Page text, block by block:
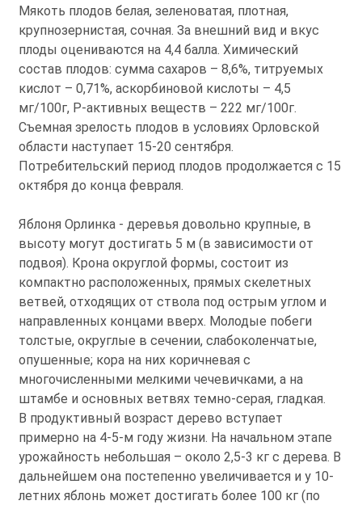
Мякоть плодов белая, зеленоватая, плотная,
крупнозернистая, сочная. За внешний вид и вкус
плоды оцениваются на 4,4 балла. Химический
состав плодов: сумма сахаров – 8,6%, титруемых
кислот – 0,71%, аскорбиновой кислоты – 4,5
мг/100г, Р-активных веществ – 222 мг/100г.
Съемная зрелость плодов в условиях Орловской
области наступает 15-20 сентября.
Потребительский период плодов продолжается с 15
октября до конца февраля.
Яблоня Орлинка - деревья довольно крупные, в
высоту могут достигать 5 м (в зависимости от
подвоя). Крона округлой формы, состоит из
компактно расположенных, прямых скелетных
ветвей, отходящих от ствола под острым углом и
направленных концами вверх. Молодые побеги
толстые, округлые в сечении, слабоколенчатые,
опушенные; кора на них коричневая с
многочисленными мелкими чечевичками, а на
штамбе и основных ветвях темно-серая, гладкая.
В продуктивный возраст дерево вступает
примерно на 4-5-м году жизни. На начальном этапе
урожайность небольшая – около 2,5-3 кг с дерева. В
дальнейшем она постепенно увеличивается и у 10-
летних яблонь может достигать более 100 кг (по